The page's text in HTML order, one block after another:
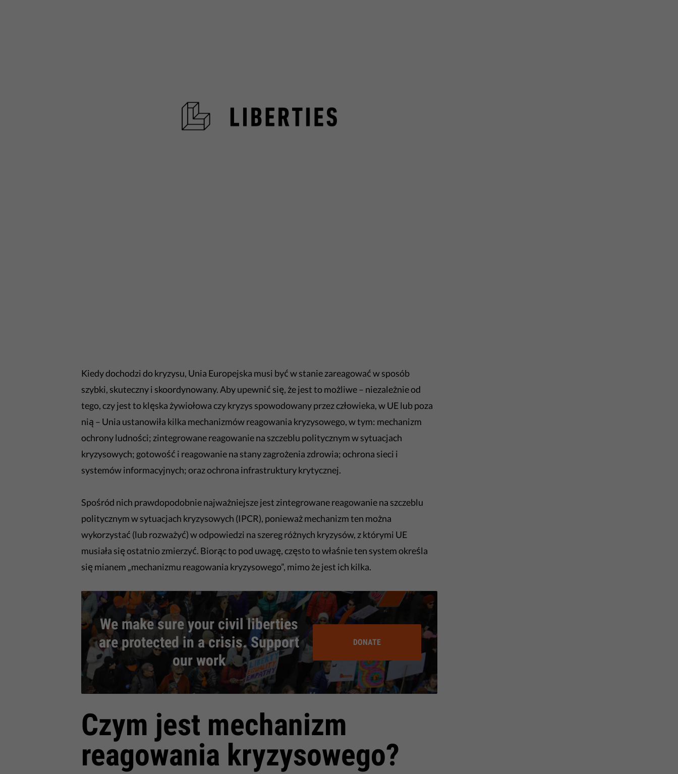
Kiedy dochodzi do kryzysu, Unia Europejska musi być w stanie zareagować w sposób
szybki, skuteczny i skoordynowany. Aby upewnić się, że jest to możliwe – niezależnie od
tego, czy jest to klęska żywiołowa czy kryzys spowodowany przez człowieka, w UE lub poza
nią – Unia ustanowiła kilka mechanizmów reagowania kryzysowego, w tym: mechanizm
ochrony ludności; zintegrowane reagowanie na szczeblu politycznym w sytuacjach
kryzysowych; gotowość i reagowanie na stany zagrożenia zdrowia; ochrona sieci i
systemów informacyjnych; oraz ochrona infrastruktury krytycznej.
Spośród nich prawdopodobnie najważniejsze jest zintegrowane reagowanie na szczeblu
politycznym w sytuacjach kryzysowych (IPCR), ponieważ mechanizm ten można
wykorzystać (lub rozważyć) w odpowiedzi na szereg różnych kryzysów, z którymi UE
musiała się ostatnio zmierzyć. Biorąc to pod uwagę, często to właśnie ten system określa
się mianem „mechanizmu reagowania kryzysowego”, mimo że jest ich kilka.
We make sure your civil liberties
are protected in a crisis. Support
our work
DONATE
Czym jest mechanizm
reagowania kryzysowego?